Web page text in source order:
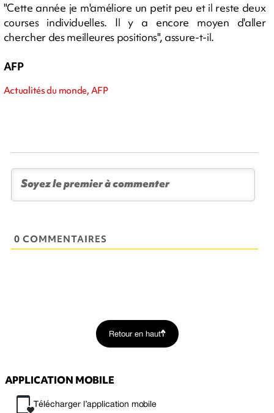
"Cette année je m'améliore un petit peu et il reste deux
courses individuelles. Il y a encore moyen d'aller
chercher des meilleures positions", assure-t-il.
AFP
Actualités du monde, AFP
0 COMMENTAIRES
Retour en haut
APPLICATION MOBILE
Télécharger l’application mobile